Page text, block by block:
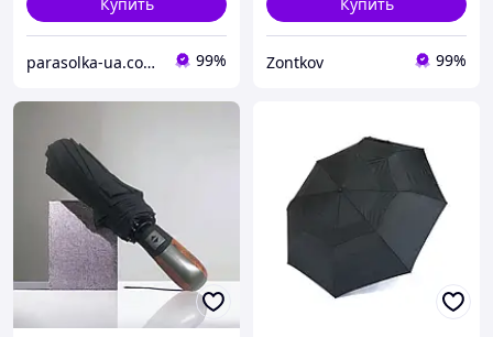
parasolka-ua.com.ua 99% Zontkov 99%